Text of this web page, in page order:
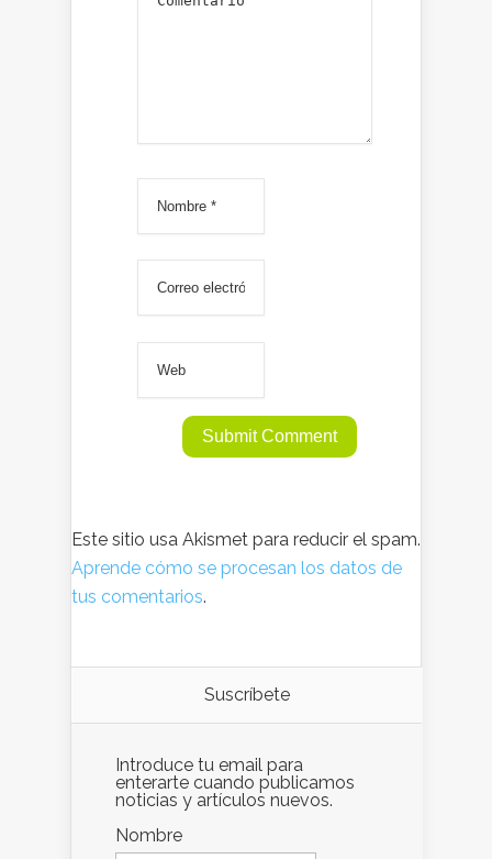
Este sitio usa Akismet para reducir el spam.
Aprende cómo se procesan los datos de
tus comentarios.
Suscríbete
Introduce tu email para
enterarte cuando publicamos
noticias y artículos nuevos.
Nombre